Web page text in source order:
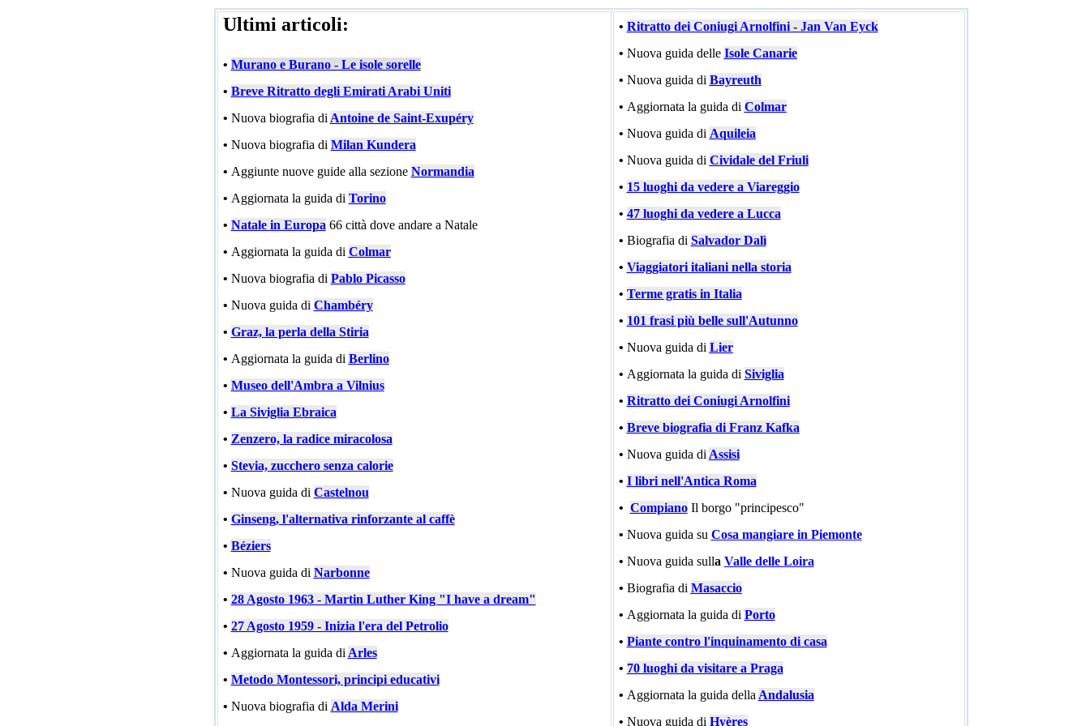
Ultimi articoli:
• Murano e Burano - Le isole sorelle
• Breve Ritratto degli Emirati Arabi Uniti
• Nuova biografia di Antoine de Saint-Exupéry
• Nuova biografia di Milan Kundera
• Aggiunte nuove guide alla sezione Normandia
• Aggiornata la guida di Torino
• Natale in Europa 66 città dove andare a Natale
• Aggiornata la guida di Colmar
• Nuova biografia di Pablo Picasso
• Nuova guida di Chambéry
• Graz, la perla della Stiria
• Aggiornata la guida di Berlino
• Museo dell'Ambra a Vilnius
• La Siviglia Ebraica
• Zenzero, la radice miracolosa
• Stevia, zucchero senza calorie
• Nuova guida di Castelnou
• Ginseng, l'alternativa rinforzante al caffè
• Béziers
• Nuova guida di Narbonne
• 28 Agosto 1963 - Martin Luther King "I have a dream"
• 27 Agosto 1959 - Inizia l'era del Petrolio
• Aggiornata la guida di Arles
• Metodo Montessori, principi educativi
• Nuova biografia di Alda Merini
• Ritratto dei Coniugi Arnolfini - Jan Van Eyck
• Nuova guida delle Isole Canarie
• Nuova guida di Bayreuth
• Aggiornata la guida di Colmar
• Nuova guida di Aquileia
• Nuova guida di Cividale del Friuli
• 15 luoghi da vedere a Viareggio
• 47 luoghi da vedere a Lucca
• Biografia di Salvador Dalì
• Viaggiatori italiani nella storia
• Terme gratis in Italia
• 101 frasi più belle sull'Autunno
• Nuova guida di Lier
• Aggiornata la guida di Siviglia
• Ritratto dei Coniugi Arnolfini
• Breve biografia di Franz Kafka
• Nuova guida di Assisi
• I libri nell'Antica Roma
• Compiano Il borgo "principesco"
• Nuova guida su Cosa mangiare in Piemonte
• Nuova guida sulla Valle delle Loira
• Biografia di Masaccio
• Aggiornata la guida di Porto
• Piante contro l'inquinamento di casa
• 70 luoghi da visitare a Praga
• Aggiornata la guida della Andalusia
• Nuova guida di Hyères